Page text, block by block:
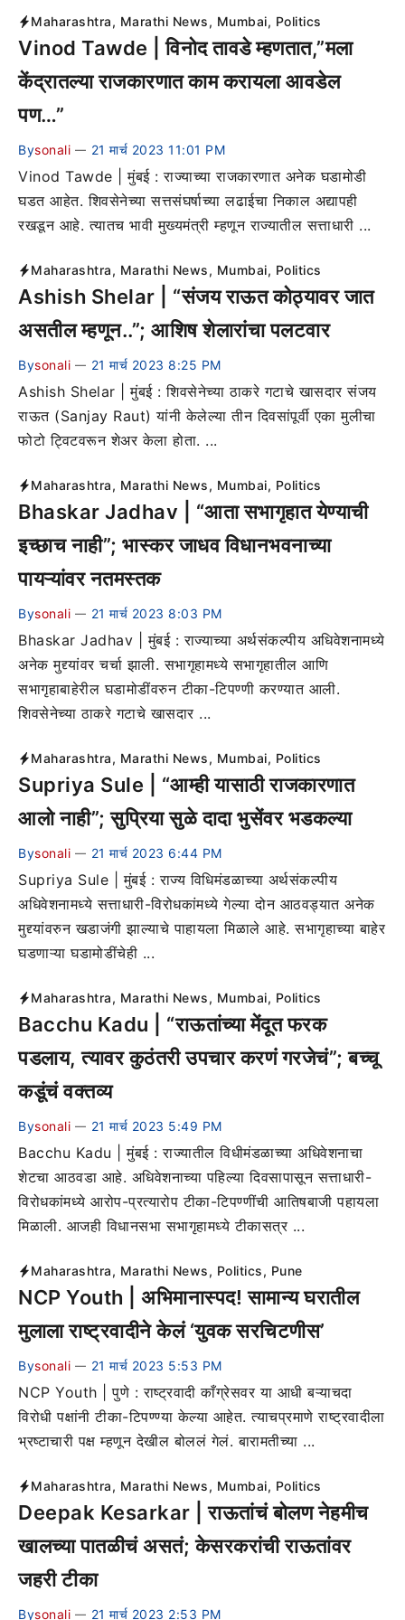
Maharashtra, Marathi News, Mumbai, Politics
Vinod Tawde | विनोद तावडे म्हणतात,”मला
केंद्रातल्या राजकारणात काम करायला आवडेल
पण…”
Bysonali — 21 मार्च 2023 11:01 PM
Vinod Tawde | मुंबई : राज्याच्या राजकारणात अनेक घडामोडी
घडत आहेत. शिवसेनेच्या सत्तसंघर्षाच्या लढाईचा निकाल अद्यापही
रखडून आहे. त्यातच भावी मुख्यमंत्री म्हणून राज्यातील सत्ताधारी ...
Maharashtra, Marathi News, Mumbai, Politics
Ashish Shelar | “संजय राऊत कोठ्यावर जात
असतील म्हणून..”; आशिष शेलारांचा पलटवार
Bysonali — 21 मार्च 2023 8:25 PM
Ashish Shelar | मुंबई : शिवसेनेच्या ठाकरे गटाचे खासदार संजय
राऊत (Sanjay Raut) यांनी केलेल्या तीन दिवसांपूर्वी एका मुलीचा
फोटो ट्विटवरून शेअर केला होता. ...
Maharashtra, Marathi News, Mumbai, Politics
Bhaskar Jadhav | “आता सभागृहात येण्याची
इच्छाच नाही”; भास्कर जाधव विधानभवनाच्या
पायऱ्यांवर नतमस्तक
Bysonali — 21 मार्च 2023 8:03 PM
Bhaskar Jadhav | मुंबई : राज्याच्या अर्थसंकल्पीय अधिवेशनामध्ये
अनेक मुद्द्यांवर चर्चा झाली. सभागृहामध्ये सभागृहातील आणि
सभागृहाबाहेरील घडामोडींवरुन टीका-टिपण्णी करण्यात आली.
शिवसेनेच्या ठाकरे गटाचे खासदार ...
Maharashtra, Marathi News, Mumbai, Politics
Supriya Sule | “आम्ही यासाठी राजकारणात
आलो नाही”; सुप्रिया सुळे दादा भुसेंवर भडकल्या
Bysonali — 21 मार्च 2023 6:44 PM
Supriya Sule | मुंबई : राज्य विधिमंडळाच्या अर्थसंकल्पीय
अधिवेशनामध्ये सत्ताधारी-विरोधकांमध्ये गेल्या दोन आठवड्यात अनेक
मुद्द्यांवरुन खडाजंगी झाल्याचे पाहायला मिळाले आहे. सभागृहाच्या बाहेर
घडणाऱ्या घडामोडींचेही ...
Maharashtra, Marathi News, Mumbai, Politics
Bacchu Kadu | “राऊतांच्या मेंदूत फरक
पडलाय, त्यावर कुठंतरी उपचार करणं गरजेचं”; बच्चू
कडूंचं वक्तव्य
Bysonali — 21 मार्च 2023 5:49 PM
Bacchu Kadu | मुंबई : राज्यातील विधीमंडळाच्या अधिवेशनाचा
शेटचा आठवडा आहे. अधिवेशनाच्या पहिल्या दिवसापासून सत्ताधारी-
विरोधकांमध्ये आरोप-प्रत्यारोप टीका-टिपण्णींची आतिषबाजी पहायला
मिळाली. आजही विधानसभा सभागृहामध्ये टीकासत्र ...
Maharashtra, Marathi News, Politics, Pune
NCP Youth | अभिमानास्पद! सामान्य घरातील
मुलाला राष्ट्रवादीने केलं ‘युवक सरचिटणीस’
Bysonali — 21 मार्च 2023 5:53 PM
NCP Youth | पुणे : राष्ट्रवादी काँग्रेसवर या आधी बऱ्याचदा
विरोधी पक्षांनी टीका-टिपण्ण्या केल्या आहेत. त्याचप्रमाणे राष्ट्रवादीला
भ्रष्टाचारी पक्ष म्हणून देखील बोललं गेलं. बारामतीच्या ...
Maharashtra, Marathi News, Mumbai, Politics
Deepak Kesarkar | राऊतांचं बोलण नेहमीच
खालच्या पातळीचं असतं; केसरकरांची राऊतांवर
जहरी टीका
Bysonali — 21 मार्च 2023 2:53 PM